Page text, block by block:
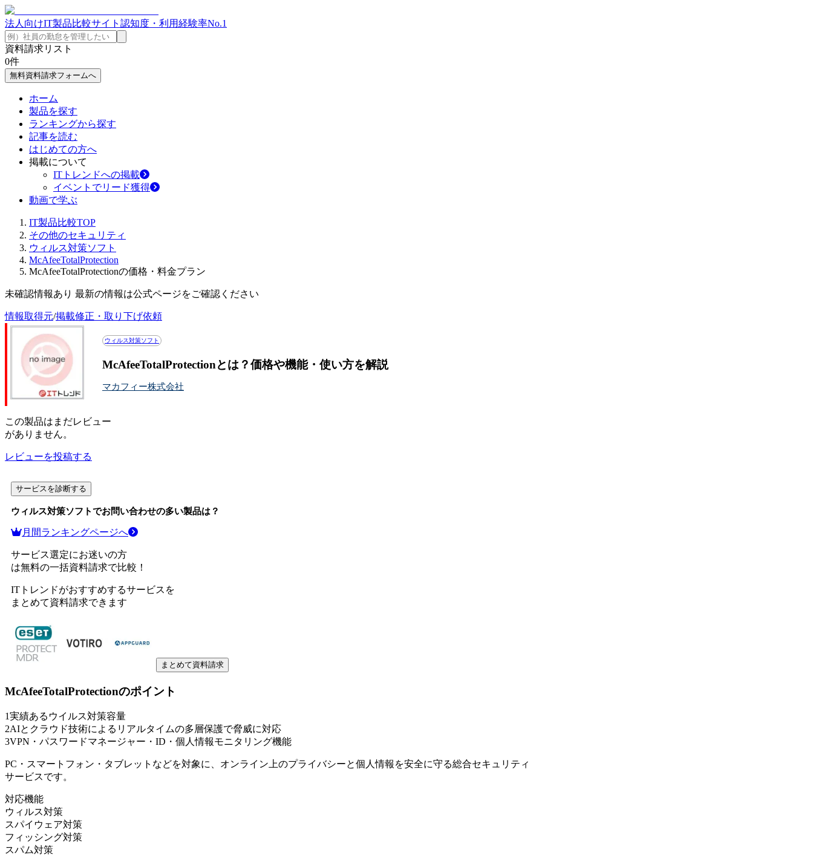
法人向けIT製品比較サイト 認知度・利用経験率No.1
資料請求リスト
0件
無料資料請求フォームへ
ホーム
製品を探す
ランキングから探す
記事を読む
はじめての方へ
掲載について
ITトレンドへの掲載
イベントでリード獲得
動画で学ぶ
IT製品比較TOP
その他のセキュリティ
ウィルス対策ソフト
McAfeeTotalProtection
McAfeeTotalProtectionの価格・料金プラン
未確認情報あり 最新の情報は公式ページをご確認ください
情報取得元/掲載修正・取り下げ依頼
ウィルス対策ソフト
McAfeeTotalProtectionとは？価格や機能・使い方を解説
マカフィー株式会社
この製品はまだレビュー
がありません。
レビューを投稿する
サービスを診断する
ウィルス対策ソフトでお問い合わせの多い製品は？
月間ランキングページへ
サービス選定にお迷いの方
は無料の一括資料請求で比較！
ITトレンドがおすすめするサービスを
まとめて資料請求できます
まとめて資料請求
McAfeeTotalProtectionのポイント
1実績あるウイルス対策容量
2AIとクラウド技術によるリアルタイムの多層保護で脅威に対応
3VPN・パスワードマネージャー・ID・個人情報モニタリング機能
PC・スマートフォン・タブレットなどを対象に、オンライン上のプライバシーと個人情報を安全に守る総合セキュリティ
サービスです。
対応機能
ウィルス対策
スパイウェア対策
フィッシング対策
スパム対策